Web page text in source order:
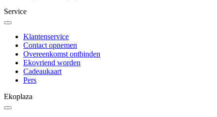
Service
Klantenservice
Contact opnemen
Overeenkomst ontbinden
Ekovriend worden
Cadeaukaart
Pers
Ekoplaza